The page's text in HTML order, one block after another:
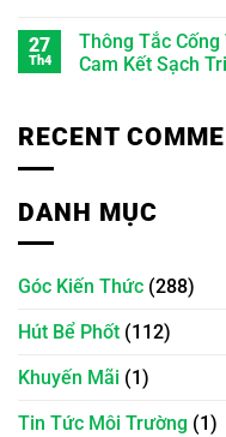
27
Th4
Thông Tắc
Cam Kết Sạch
RECENT
DANH MỤC
Góc Kiến Thức (288)
Hút Bể Phốt (112)
Khuyến Mãi (1)
Tin Tức Môi Trường (1)